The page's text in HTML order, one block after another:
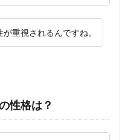
重視されるんですね。
性格は？